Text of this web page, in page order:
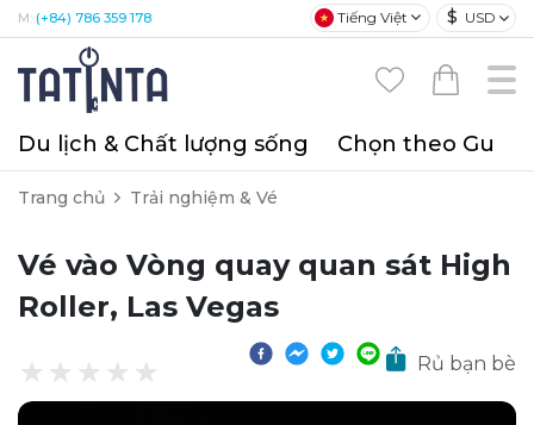
M: (+84) 786 359 178 Tiếng Việt $ USD
Du lịch & Chất lượng sống Chọn theo Gu
Trang chủ Trải nghiệm & Vé
Vé vào Vòng quay quan sát High
Roller, Las Vegas
Rủ bạn bè